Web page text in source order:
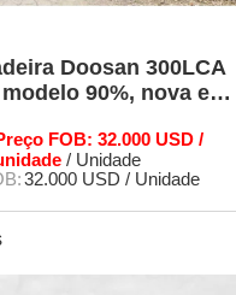
Doosan
9C usada à venda
30000 dólares americanos
Unidade
30.000 USD / Unidade